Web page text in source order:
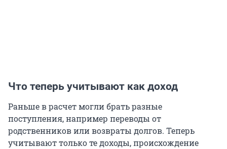
Что теперь учитывают как доход
Раньше в расчет могли брать разные
поступления, например переводы от
родственников или возвраты долгов. Теперь
учитывают только те доходы, происхождение